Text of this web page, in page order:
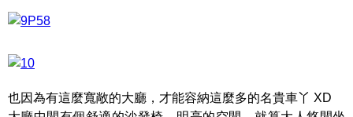
也因為有這麼寬敞的大廳，才能容納這麼多的名貴車丫 XD